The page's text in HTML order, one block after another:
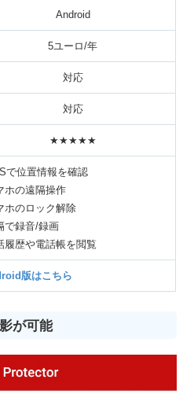
Android
5ユーロ/年
対応
対応
★★★★★
で位置情報を確認
ホの遠隔操作
ホのロック解除
で録音/録画
履歴や電話帳を閲覧
版はこちら
が可能